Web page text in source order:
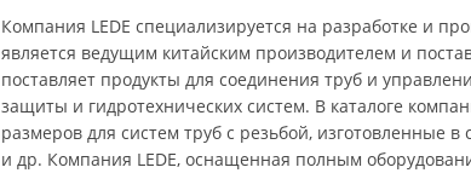
Компания LEDE специализируется на разработке и
является ведущим китайским производителем и
поставляет продукты для соединения труб и
защиты и гидротехнических систем. В каталоге
размеров для систем труб с резьбой, изготовленные в
и др. Компания LEDE, оснащенная полным